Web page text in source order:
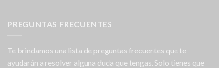
PREGUNTAS FRECUENTES
Te brindamos una lista de preguntas frecuentes que te
ayudarán a resolver alguna duda que tengas. Solo tienes que